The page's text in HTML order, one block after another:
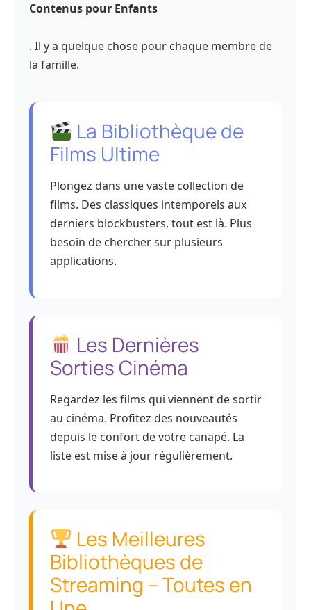
Contenus pour Enfants
. Il y a quelque chose pour chaque membre de
la famille.
La Bibliothèque de
Films Ultime
Plongez dans une vaste collection de
films. Des classiques intemporels aux
derniers blockbusters, tout est là. Plus
besoin de chercher sur plusieurs
applications.
Les Dernières
Sorties Cinéma
Regardez les films qui viennent de sortir
au cinéma. Profitez des nouveautés
depuis le confort de votre canapé. La
liste est mise à jour régulièrement.
Les Meilleures
Bibliothèques de
Streaming – Toutes en